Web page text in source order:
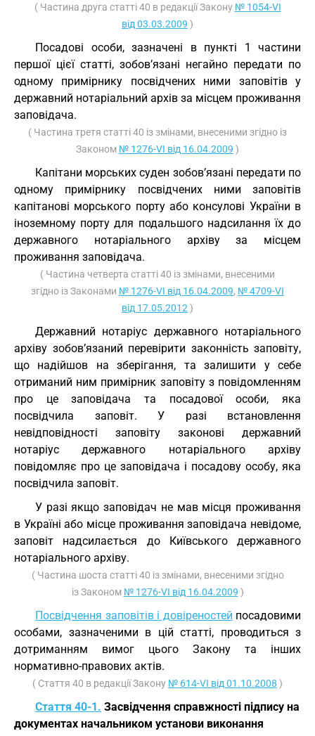
( Частина друга статті 40 в редакції Закону № 1054-VI
від 03.03.2009 )
Посадові особи, зазначені в пункті 1 частини
першої цієї статті, зобов’язані негайно передати по
одному примірнику посвідчених ними заповітів у
державний нотаріальний архів за місцем проживання
заповідача.
( Частина третя статті 40 із змінами, внесеними згідно із
Законом № 1276-VI від 16.04.2009 )
Капітани морських суден зобов’язані передати по
одному примірнику посвідчених ними заповітів
капітанові морського порту або консулові України в
іноземному порту для подальшого надсилання їх до
державного нотаріального архіву за місцем
проживання заповідача.
( Частина четверта статті 40 із змінами, внесеними
згідно із Законами № 1276-VI від 16.04.2009, № 4709-VI
від 17.05.2012 )
Державний нотаріус державного нотаріального
архіву зобов’язаний перевірити законність заповіту,
що надійшов на зберігання, та залишити у себе
отриманий ним примірник заповіту з повідомленням
про це заповідача та посадової особи, яка
посвідчила заповіт. У разі встановлення
невідповідності заповіту законові державний
нотаріус державного нотаріального архіву
повідомляє про це заповідача і посадову особу, яка
посвідчила заповіт.
У разі якщо заповідач не мав місця проживання
в Україні або місце проживання заповідача невідоме,
заповіт надсилається до Київського державного
нотаріального архіву.
( Частина шоста статті 40 із змінами, внесеними згідно
із Законом № 1276-VI від 16.04.2009 )
Посвідчення заповітів і довіреностей посадовими
особами, зазначеними в цій статті, проводиться з
дотриманням вимог цього Закону та інших
нормативно-правових актів.
( Стаття 40 в редакції Закону № 614-VI від 01.10.2008 )
Стаття 40-1. Засвідчення справжності підпису на
документах начальником установи виконання